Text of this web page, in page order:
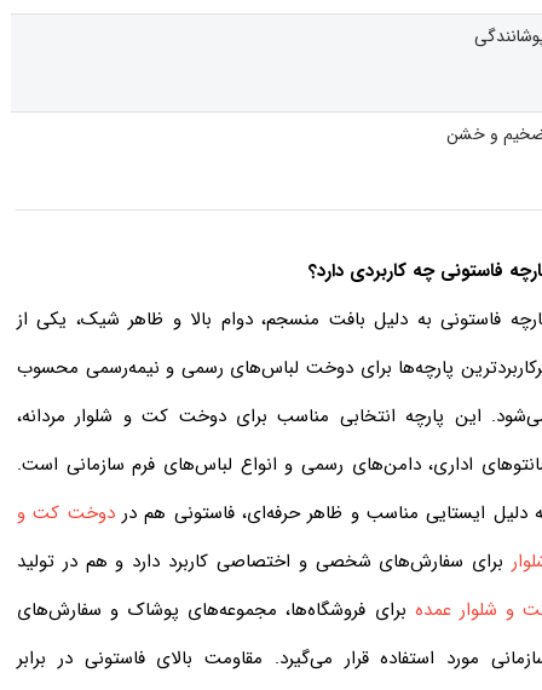
و خشن
فاستونی چه کاربردی دارد؟
فاستونی به دلیل بافت منسجم، دوام بالا و ظاهر شیک، یکی از
پارچه‌ها برای دوخت لباس‌های رسمی و نیمه‌رسمی محسوب
این پارچه انتخابی مناسب برای دوخت کت و شلوار مردانه،
اداری، دامن‌های رسمی و انواع لباس‌های فرم سازمانی است.
دلیل ایستایی مناسب و ظاهر حرفه‌ای، فاستونی هم دردوخت کت و
برای سفارش‌های شخصی و اختصاصی کاربرد دارد و هم در تولید
و شلوار عمده برای فروشگاه‌ها، مجموعه‌های پوشاک و سفارش‌های
مورد استفاده قرار می‌گیرد. مقاومت بالای فاستونی در برابر